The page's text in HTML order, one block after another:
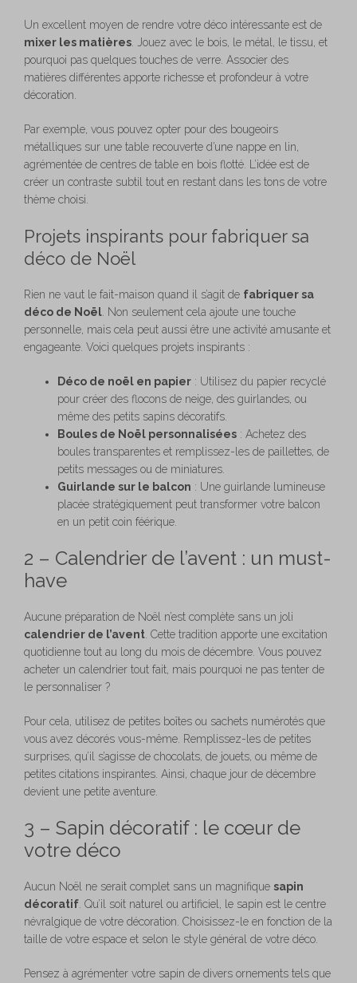
Un excellent moyen de rendre votre déco intéressante est de
mixer les matières . Jouez avec le bois, le métal, le tissu, et
pourquoi pas quelques touches de verre. Associer des
matières différentes apporte richesse et profondeur à votre
décoration.
Par exemple, vous pouvez opter pour des bougeoirs
métalliques sur une table recouverte d’une nappe en lin,
agrémentée de centres de table en bois flotté. L’idée est de
créer un contraste subtil tout en restant dans les tons de votre
thème choisi.
Projets inspirants pour fabriquer sa
déco de Noël
Rien ne vaut le fait-maison quand il s’agit de fabriquer sa
déco de Noël . Non seulement cela ajoute une touche
personnelle, mais cela peut aussi être une activité amusante et
engageante. Voici quelques projets inspirants :
Déco de noël en papier : Utilisez du papier recyclé
pour créer des flocons de neige, des guirlandes, ou
même des petits sapins décoratifs.
Boules de Noël personnalisées : Achetez des
boules transparentes et remplissez-les de paillettes, de
petits messages ou de miniatures.
Guirlande sur le balcon : Une guirlande lumineuse
placée stratégiquement peut transformer votre balcon
en un petit coin féérique.
2 – Calendrier de l’avent : un must-
have
Aucune préparation de Noël n’est complète sans un joli
calendrier de l’avent . Cette tradition apporte une excitation
quotidienne tout au long du mois de décembre. Vous pouvez
acheter un calendrier tout fait, mais pourquoi ne pas tenter de
le personnaliser ?
Pour cela, utilisez de petites boîtes ou sachets numérotés que
vous avez décorés vous-même. Remplissez-les de petites
surprises, qu’il s’agisse de chocolats, de jouets, ou même de
petites citations inspirantes. Ainsi, chaque jour de décembre
devient une petite aventure.
3 – Sapin décoratif : le cœur de
votre déco
Aucun Noël ne serait complet sans un magnifique sapin
décoratif . Qu’il soit naturel ou artificiel, le sapin est le centre
névralgique de votre décoration. Choisissez-le en fonction de la
taille de votre espace et selon le style général de votre déco.
Pensez à agrémenter votre sapin de divers ornements tels que